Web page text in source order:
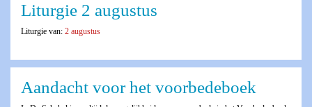
Liturgie 2 augustus
Liturgie van: 2 augustus
Aandacht voor het voorbedeboek